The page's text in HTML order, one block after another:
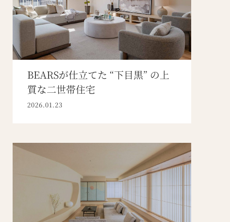
BEARSが仕立てた “下目黒” の上
質な二世帯住宅
2026.01.23